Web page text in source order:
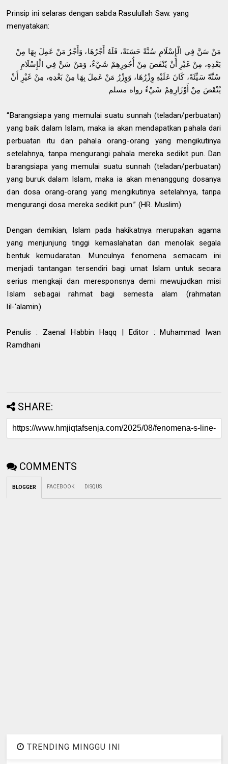
Prinsip ini selaras dengan sabda Rasulullah Saw. yang
menyatakan:
مَنْ سَنَّ فِي الْإِسْلَامِ سُنَّةً حَسَنَةً، فَلَهُ أَجْرُهَا، وَأَجْرُ مَنْ عَمِلَ بِهَا مِنْ
بَعْدِهِ، مِنْ غَيْرِ أَنْ يُنْقَصَ مِنْ أُجُورِهِمْ شَيْءٌ، وَمَنْ سَنَّ فِي الْإِسْلَامِ
سُنَّةً سَيِّئَةً، كَانَ عَلَيْهِ وِزْرُهَا، وَوِزْرُ مَنْ عَمِلَ بِهَا مِنْ بَعْدِهِ، مِنْ غَيْرِ أَنْ
يُنْقَصَ مِنْ أَوْزَارِهِمْ شَيْءٌ رواه مسلم
“Barangsiapa yang memulai suatu sunnah (teladan/perbuatan)
yang baik dalam Islam, maka ia akan mendapatkan pahala dari
perbuatan itu dan pahala orang-orang yang mengikutinya
setelahnya, tanpa mengurangi pahala mereka sedikit pun. Dan
barangsiapa yang memulai suatu sunnah (teladan/perbuatan)
yang buruk dalam Islam, maka ia akan menanggung dosanya
dan dosa orang-orang yang mengikutinya setelahnya, tanpa
mengurangi dosa mereka sedikit pun.” (HR. Muslim)
Dengan demikian, Islam pada hakikatnya merupakan agama
yang menjunjung tinggi kemaslahatan dan menolak segala
bentuk kemudaratan. Munculnya fenomena semacam ini
menjadi tantangan tersendiri bagi umat Islam untuk secara
serius mengkaji dan meresponsnya demi mewujudkan misi
Islam sebagai rahmat bagi semesta alam (rahmatan
lil-‘alamin)
Penulis : Zaenal Habbin Haqq | Editor : Muhammad Iwan
Ramdhani
SHARE:
COMMENTS
BLOGGER FACEBOOK DISQUS
TRENDING MINGGU INI